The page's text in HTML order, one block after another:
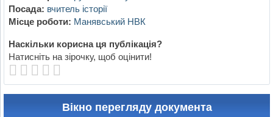
Посада: вчитель історії
Місце роботи: Манявський НВК
Наскільки корисна ця публікація?
Натисніть на зірочку, щоб оцінити!
Вікно перегляду документа